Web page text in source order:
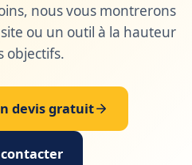
nous vous montrerons
ou un outil à la hauteur
objectifs.
devis gratuit